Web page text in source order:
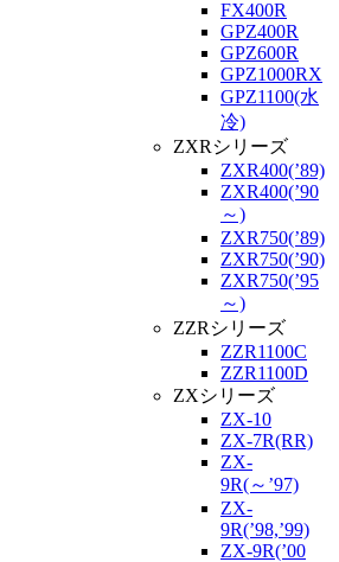
FX400R
GPZ400R
GPZ600R
GPZ1000RX
GPZ1100(水
冷)
ZXRシリーズ
ZXR400(’89)
ZXR400(’90
～)
ZXR750(’89)
ZXR750(’90)
ZXR750(’95
～)
ZZRシリーズ
ZZR1100C
ZZR1100D
ZXシリーズ
ZX-10
ZX-7R(RR)
ZX-
9R(～’97)
ZX-
9R(’98,’99)
ZX-9R(’00